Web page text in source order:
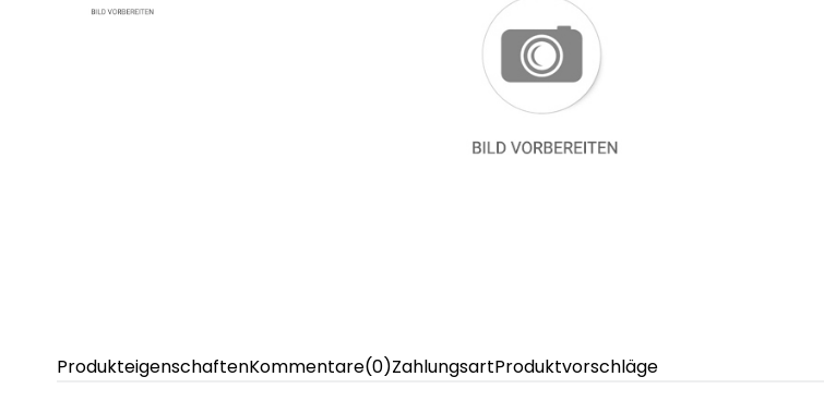
ProdukteigenschaftenKommentare(0)ZahlungsartProduktvorschläge